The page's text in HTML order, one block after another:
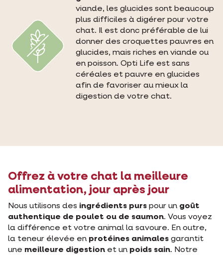
viande, les glucides sont beaucoup
plus difficiles à digérer pour votre
chat. Il est donc préférable de lui
donner des croquettes pauvres en
glucides, mais riches en viande ou
en poisson. Opti Life est sans
céréales et pauvre en glucides
afin de favoriser au mieux la
digestion de votre chat.
Offrez à votre chat la meilleure
alimentation, jour après jour
Nous utilisons des ingrédients purs pour un goût
authentique de poulet ou de saumon. Vous voyez
la différence et votre animal la savoure. En outre,
la teneur élevée en protéines animales garantit
une meilleure digestion et un poids sain. Notre